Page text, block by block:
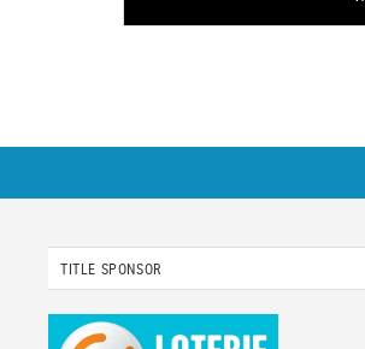
TITLE SPONSOR